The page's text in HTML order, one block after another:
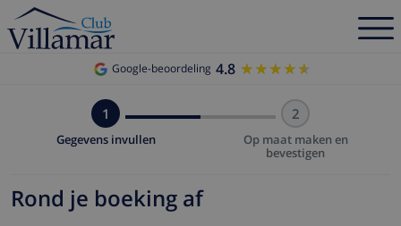
Google-beoordeling 4.8 ★★★★★
★★★★★
1
Gegevens invullen
2
Op maat maken en
bevestigen
Rond je boeking af